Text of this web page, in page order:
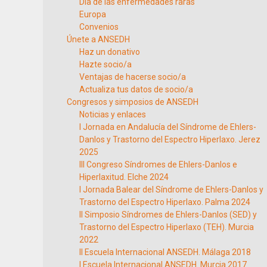
Europa
Convenios
Únete a ANSEDH
Haz un donativo
Hazte socio/a
Ventajas de hacerse socio/a
Actualiza tus datos de socio/a
Congresos y simposios de ANSEDH
Noticias y enlaces
I Jornada en Andalucía del Síndrome de Ehlers-
Danlos y Trastorno del Espectro Hiperlaxo. Jerez
2025
III Congreso Síndromes de Ehlers-Danlos e
Hiperlaxitud. Elche 2024
I Jornada Balear del Síndrome de Ehlers-Danlos y
Trastorno del Espectro Hiperlaxo. Palma 2024
II Simposio Síndromes de Ehlers-Danlos (SED) y
Trastorno del Espectro Hiperlaxo (TEH). Murcia
2022
II Escuela Internacional ANSEDH. Málaga 2018
I Escuela Internacional ANSEDH. Murcia 2017